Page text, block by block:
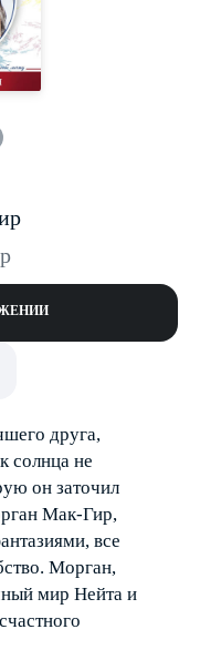
друга,
солнца не
он заточил
Мак-Гир,
все
Морган,
мир Нейта и